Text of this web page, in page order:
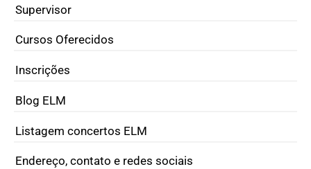
Supervisor
Cursos Oferecidos
Inscrições
Blog ELM
Listagem concertos ELM
Endereço, contato e redes sociais